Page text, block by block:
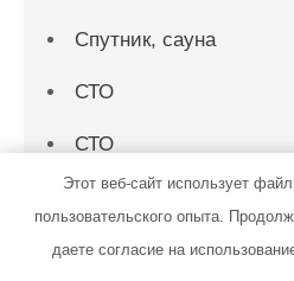
Спутник, сауна
СТО
СТО
СТО 19
СТО на совесть
Этот веб-сайт использует
пользовательского опыта.
даете согласие на